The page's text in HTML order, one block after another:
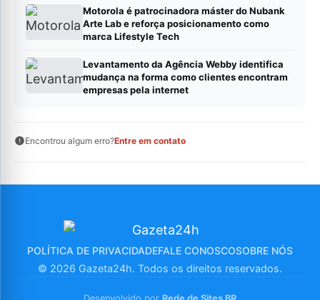
Motorola é patrocinadora máster do Nubank
Arte Lab e reforça posicionamento como
marca Lifestyle Tech
Levantamento da Agência Webby identifica
mudança na forma como clientes encontram
empresas pela internet
Encontrou algum erro?Entre em contato
POLÍTICA DE PRIVACIDADEFALE CONOSCOSOBRE NÓS
© 2026 Gazeta24h. Todos os direitos reservados.